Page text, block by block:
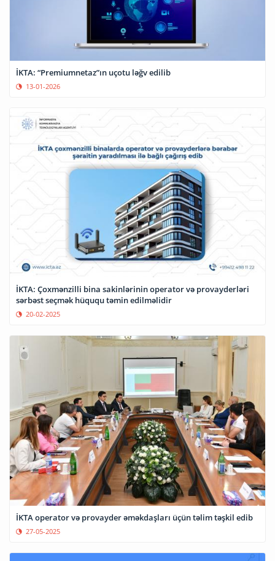
İKTA: “Premiumnetaz”ın uçotu ləğv edilib
13-01-2026
İKTA: Çoxmənzilli bina sakinlərinin operator və provayderləri
sərbəst seçmək hüququ təmin edilməlidir
20-02-2025
İKTA operator və provayder əməkdaşları üçün təlim təşkil edib
27-05-2025